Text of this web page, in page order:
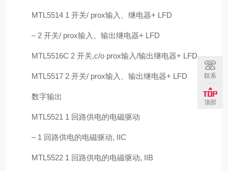
MTL5514 1 开关/ prox输入、继电器+ LFD
– 2 开关/ prox输入、输出继电器+ LFD
MTL5516C 2 开关,c/o prox输入/输出继电器+ LFD
MTL5517 2 开关/ prox输入、输出继电器+ LFD
数字输出
MTL5521 1 回路供电的电磁驱动
– 1 回路供电的电磁驱动, IIC
MTL5522 1 回路供电的电磁驱动, IIB
联系
顶部